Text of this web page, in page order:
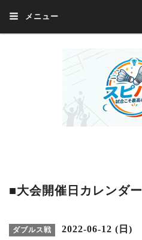
メニュー
■大会開催日カレンダー
ダブルス戦 2022-06-12 (日)